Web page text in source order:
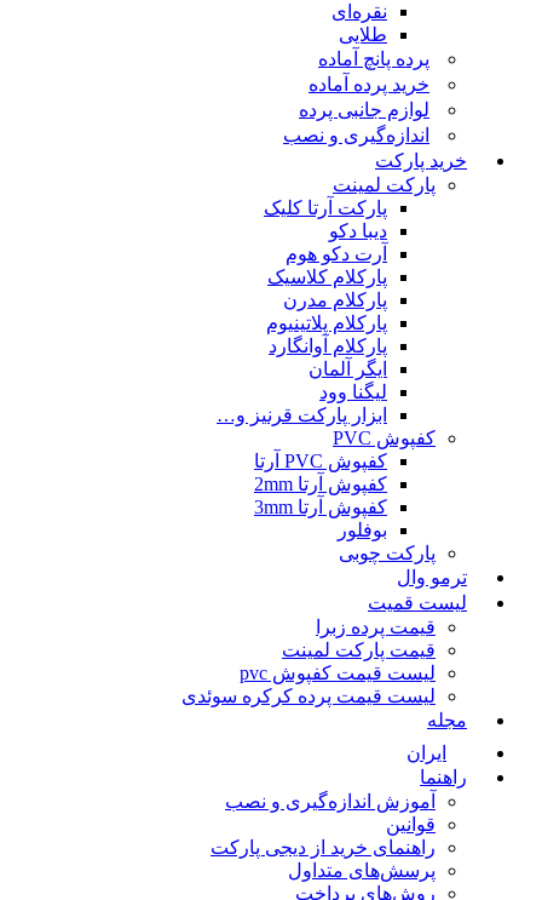
نقره‌ای
طلایی
پرده پانچ آماده
خرید پرده آماده
لوازم جانبی پرده
اندازه‌گیری و نصب
خرید پارکت
پارکت لمینت
پارکت آرتا کلیک
دیبا دکو
آرت دکو هوم
پارکلام کلاسیک
پارکلام مدرن
پارکلام پلاتینیوم
پارکلام آوانگارد
ایگر آلمان
لیگنا وود
ابزار پارکت قرنیز و…
کفپوش PVC
کفپوش PVC آرتا
کفپوش آرتا 2mm
کفپوش آرتا 3mm
بوفلور
پارکت چوبی
ترمو وال
لیست قمیت
قیمت پرده زبرا
قیمت پارکت لمینت
لیست قیمت کفپوش pvc
لیست قیمت پرده کرکره سوئدی
مجله
ایران
راهنما
آموزش اندازه‌گیری و نصب
قوانین
راهنمای خرید از دیجی پارکت
پرسش‌های متداول
روش‌های پرداخت